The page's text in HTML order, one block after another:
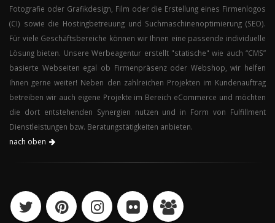
Fotografie oder Grafikdesign, Film oder die Erstellung eines Firmenlogos
(CI) sowie die Hostingbetreuung und Suchmaschinenoptimierung (SEO).
Für viele Geschäftsbereiche können wir Ihnen eine passende individuelle
Lösung bieten. Unsere Werbeagentur erstellt "statische" wie auch “CMS”
basierte Webseiten egal ob Firmenpräsenz oder Webshop, wir helfen
Ihnen gerne weiter! Neben den zahlreichen Projekten im Kundenauftrag
betreiben wir auch eigene Projekte im Bereich eCommerce und möchten
die dort entstehenden Synergien nutzen und in Form von Fulfillment
Dienstleistungen bzw. Beratungstätigkeiten anbieten.
nach oben